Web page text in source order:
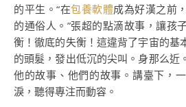
的平生。“在包養軟體成為好漢之前
的通俗人。”張超的點滴故事，讓孩
衡！徹底的失衡！這違背了宇宙的基
的頭髮，發出低沉的尖叫。身那么近
他的故事、他們的故事。講臺下，
淚，聽得專注而動容。